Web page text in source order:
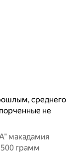
среднего
не
макадамия
грамм